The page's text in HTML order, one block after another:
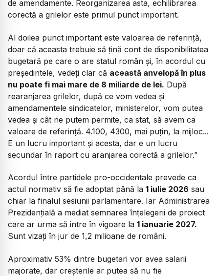
de amendamente. Reorganizarea asta, echilibrarea
corectă a grilelor este primul punct important.
Al doilea punct important este valoarea de referință,
doar că aceasta trebuie să țină cont de disponibilitatea
bugetară pe care o are statul român și, în acordul cu
președintele, vedeți clar că această anvelopă în plus
nu poate fi mai mare de 8 miliarde de lei. După
rearanjarea grilelor, după ce vom vedea și
amendamentele sindicatelor, ministerelor, vom putea
vedea și cât ne putem permite, ca stat, să avem ca
valoare de referință. 4.100, 4300, mai puțin, la mijloc...
E un lucru important și acesta, dar e un lucru
secundar în raport cu aranjarea corectă a grilelor.”
Acordul între partidele pro-occidentale prevede ca
actul normativ să fie adoptat până la 1 iulie 2026 sau
chiar la finalul sesiunii parlamentare. Iar Administrarea
Prezidențială a mediat semnarea înțelegerii de proiect
care ar urma să intre în vigoare la 1 ianuarie 2027.
Sunt vizați în jur de 1,2 milioane de români.
Aproximativ 53% dintre bugetari vor avea salarii
majorate, dar creșterile ar putea să nu fie